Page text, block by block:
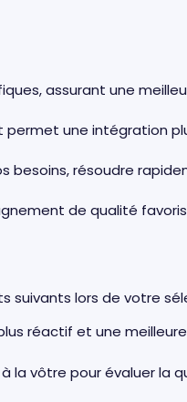
assurant une
une intégration
besoins, résoudre
de qualité
suivants lors de votre
réactif et une meilleure
la vôtre pour évaluer la